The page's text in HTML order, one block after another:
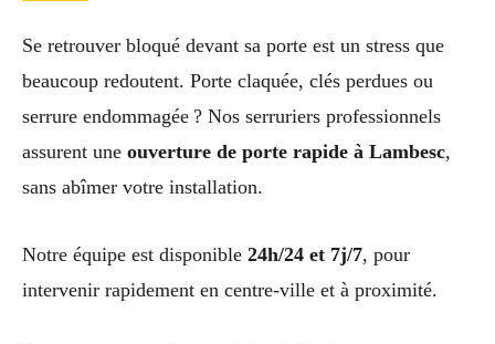
Se retrouver bloqué devant sa porte est un stress que
beaucoup redoutent. Porte claquée, clés perdues ou
serrure endommagée ? Nos serruriers professionnels
assurent une ouverture de porte rapide à Lambesc,
sans abîmer votre installation.
Notre équipe est disponible 24h/24 et 7j/7, pour
intervenir rapidement en centre-ville et à proximité.